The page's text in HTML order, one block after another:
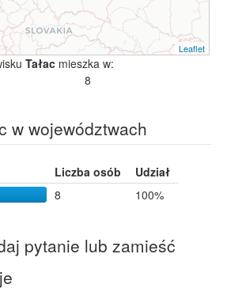
Leaflet
Tałac mieszka w:
8
w województwach
Liczba osób
Udział
8 100%
pytanie lub zamieść